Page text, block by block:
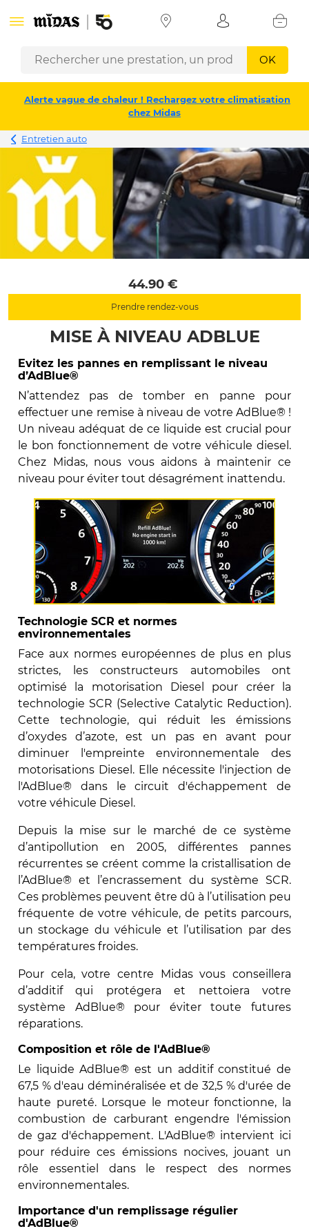
OK
Alerte vague de chaleur ! Rechargez votre climatisation
chez Midas
Entretien auto
MISE À NIVEAU ADBLUE
Evitez les pannes en remplissant le niveau
d’AdBlue®
N’attendez pas de tomber en panne pour
effectuer une remise à niveau de votre AdBlue® !
Un niveau adéquat de ce liquide est crucial pour
le bon fonctionnement de votre véhicule diesel.
Chez Midas, nous vous aidons à maintenir ce
niveau pour éviter tout désagrément inattendu.
Technologie SCR et normes
environnementales
Face aux normes européennes de plus en plus
strictes, les constructeurs automobiles ont
optimisé la motorisation Diesel pour créer la
technologie SCR (Selective Catalytic Reduction).
Cette technologie, qui réduit les émissions
d’oxydes d’azote, est un pas en avant pour
diminuer l'empreinte environnementale des
motorisations Diesel. Elle nécessite l'injection de
l'AdBlue® dans le circuit d'échappement de
votre véhicule Diesel.
Depuis la mise sur le marché de ce système
d’antipollution en 2005, différentes pannes
récurrentes se créent comme la cristallisation de
l’AdBlue® et l’encrassement du système SCR.
Ces problèmes peuvent être dû à l’utilisation peu
fréquente de votre véhicule, de petits parcours,
un stockage du véhicule et l’utilisation par des
températures froides.
Pour cela, votre centre Midas vous conseillera
d’additif qui protégera et nettoiera votre
système AdBlue® pour éviter toute futures
réparations.
Composition et rôle de l'AdBlue®
Le liquide AdBlue® est un additif constitué de
67,5 % d'eau déminéralisée et de 32,5 % d'urée de
haute pureté. Lorsque le moteur fonctionne, la
combustion de carburant engendre l'émission
de gaz d'échappement. L'AdBlue® intervient ici
pour réduire ces émissions nocives, jouant un
rôle essentiel dans le respect des normes
environnementales.
Importance d'un remplissage régulier
d'AdBlue®
44.90 €
Prendre rendez-vous